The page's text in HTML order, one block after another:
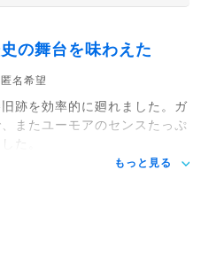
の舞台を味わえた
匿名希望
跡を効率的に廻れました。ガ
またユーモアのセンスたっぷ
た。
もっと見る